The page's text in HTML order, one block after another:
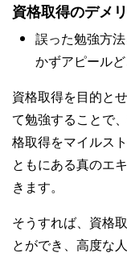
資格取得のデメ
誤った勉強方
かずアピール
資格取得を目的と
て勉強することで
格取得をマイルス
ともにある真のエ
きます。
そうすれば、資格
とができ、高度な